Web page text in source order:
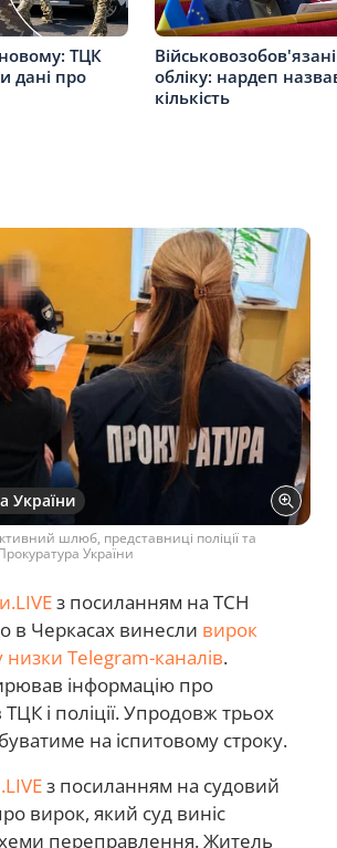
ТЦК
дані про
обліку: нардеп
кількість
України
шлюб, представниці поліції та
України
з посиланням на ТСН
в Черкасах винесли вирок
низки Telegram-каналів.
інформацію про
і поліції. Упродовж трьох
на іспитовому строку.
з посиланням на судовий
вирок, який суд виніс
переправлення. Житель